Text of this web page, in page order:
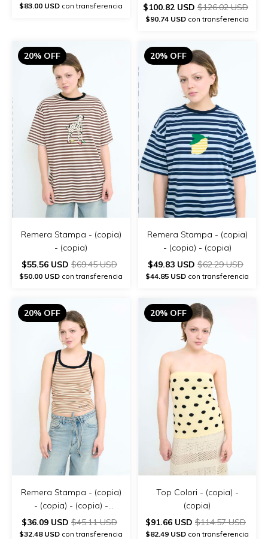
$83.00 USD con transferencia
$100.82 USD $126.02 USD
$90.74 USD con transferencia
20% OFF
Remera Stampa - (copia)
- (copia)
$55.56 USD $69.45 USD
$50.00 USD con transferencia
20% OFF
Remera Stampa - (copia)
- (copia) - (copia)
$49.83 USD $62.29 USD
$44.85 USD con transferencia
20% OFF
Remera Stampa - (copia)
- (copia) - (copia) -
(copia)
$36.09 USD $45.11 USD
$32.48 USD con transferencia
20% OFF
Top Colori - (copia) -
(copia)
$91.66 USD $114.57 USD
$82.49 USD con transferencia